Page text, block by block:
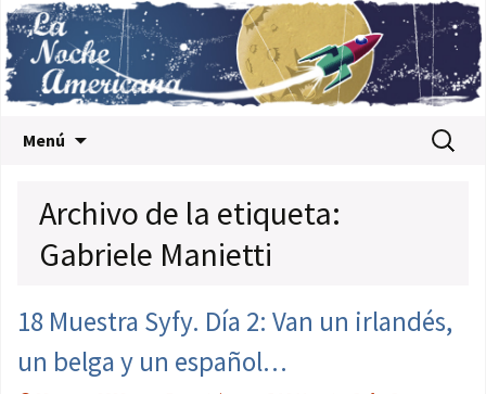
Menú Buscar:
Archivo de la etiqueta:
Gabriele Manietti
18 Muestra Syfy. Día 2: Van un irlandés,
un belga y un español…